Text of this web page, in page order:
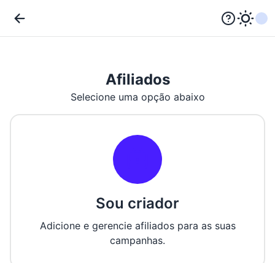
Afiliados
Selecione uma opção abaixo
Sou criador
Adicione e gerencie afiliados para as suas
campanhas.